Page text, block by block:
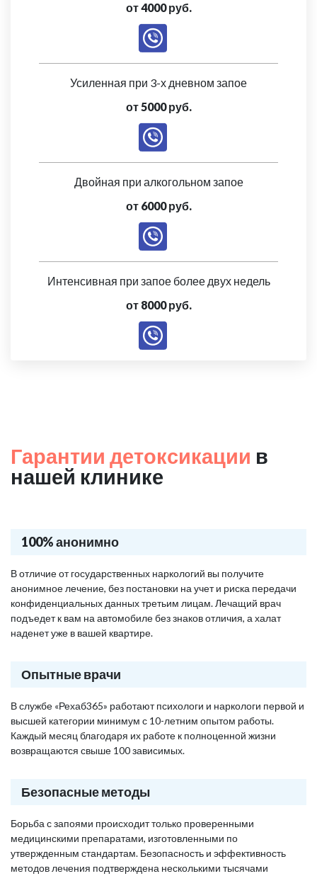
от 4000 руб.
Усиленная при 3-х дневном запое
от 5000 руб.
Двойная при алкогольном запое
от 6000 руб.
Интенсивная при запое более двух недель
от 8000 руб.
Гарантии детоксикации в
нашей клинике
100% анонимно
В отличие от государственных наркологий вы получите
анонимное лечение, без постановки на учет и риска передачи
конфиденциальных данных третьим лицам. Лечащий врач
подъедет к вам на автомобиле без знаков отличия, а халат
наденет уже в вашей квартире.
Опытные врачи
В службе «Рехаб365» работают психологи и наркологи первой и
высшей категории минимум с 10-летним опытом работы.
Каждый месяц благодаря их работе к полноценной жизни
возвращаются свыше 100 зависимых.
Безопасные методы
Борьба с запоями происходит только проверенными
медицинскими препаратами, изготовленными по
утвержденным стандартам. Безопасность и эффективность
методов лечения подтверждена несколькими тысячами